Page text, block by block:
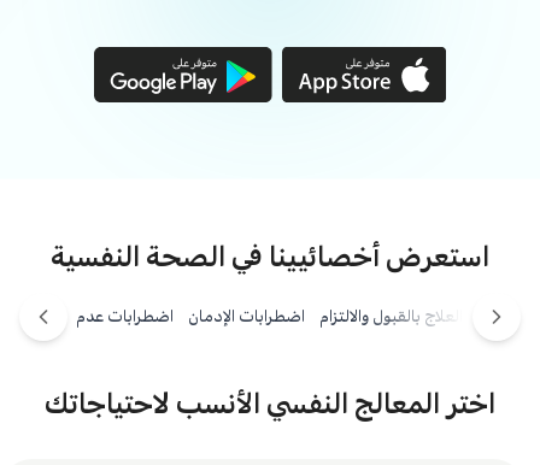
استعرض أخصائيينا في الصحة النفسية
العلاج بالقبول والالتزام اضطرابات الإدمان اضطرابات عدم التكيف
اختر المعالج النفسي الأنسب لاحتياجاتك